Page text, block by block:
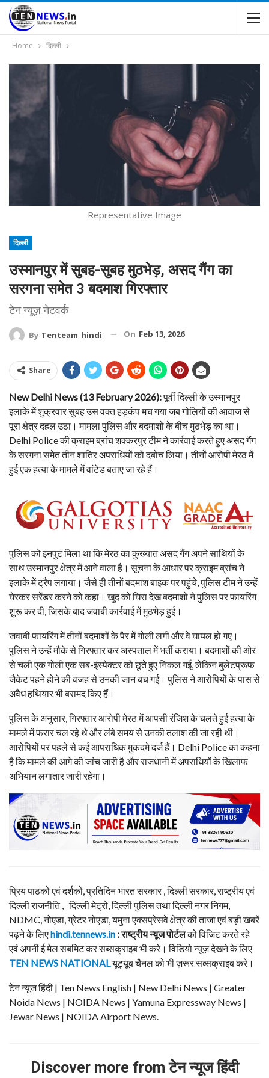
Home दिल्ली
Representative Image
दिल्ली
उस्मानपुर में सुबह-सुबह मुठभेड़, असद गैंग का
सरगना समेत 3 बदमाश गिरफ्तार
टेन न्यूज़ नेटवर्क
By Tenteam_hindi On Feb 13, 2026
Share
New Delhi News (13 February 2026):पूर्वी दिल्ली के उस्मानपुर
इलाके में शुक्रवार सुबह उस वक्त हड़कंप मच गया जब गोलियों की आवाज से
पूरा क्षेत्र दहल उठा। मामला पुलिस और बदमाशों के बीच मुठभेड़ का था।
Delhi Police की क्राइम ब्रांच शक्करपुर टीम ने कार्रवाई करते हुए असद गैंग
के सरगना समेत तीन शातिर अपराधियों को दबोच लिया। तीनों आरोपी मेरठ में
हुई एक हत्या के मामले में वांटेड बताए जा रहे हैं।
पुलिस को इनपुट मिला था कि मेरठ का कुख्यात असद गैंग अपने साथियों के
साथ उस्मानपुर क्षेत्र में आने वाला है। सूचना के आधार पर क्राइम ब्रांच ने
इलाके में ट्रैप लगाया। जैसे ही तीनों बदमाश बाइक पर पहुंचे, पुलिस टीम ने उन्हें
घेरकर सरेंडर करने को कहा। खुद को घिरा देख बदमाशों ने पुलिस पर फायरिंग
शुरू कर दी, जिसके बाद जवाबी कार्रवाई में मुठभेड़ हुई।
जवाबी फायरिंग में तीनों बदमाशों के पैर में गोली लगी और वे घायल हो गए।
पुलिस ने उन्हें मौके से गिरफ्तार कर अस्पताल में भर्ती कराया। बदमाशों की ओर
से चली एक गोली एक सब-इंस्पेक्टर को छूते हुए निकल गई, लेकिन बुलेटप्रूफ
जैकेट पहने होने की वजह से उनकी जान बच गई। पुलिस ने आरोपियों के पास से
अवैध हथियार भी बरामद किए हैं।
पुलिस के अनुसार, गिरफ्तार आरोपी मेरठ में आपसी रंजिश के चलते हुई हत्या के
मामले में फरार चल रहे थे और लंबे समय से उनकी तलाश की जा रही थी।
आरोपियों पर पहले से कई आपराधिक मुकदमे दर्ज हैं। Delhi Police का कहना
है कि मामले की आगे की जांच जारी है और राजधानी में अपराधियों के खिलाफ
अभियान लगातार जारी रहेगा।
प्रिय पाठकों एवं दर्शकों, प्रतिदिन भारत सरकार , दिल्ली सरकार, राष्ट्रीय एवं
दिल्ली राजनीति , दिल्ली मेट्रो, दिल्ली पुलिस तथा दिल्ली नगर निगम,
NDMC, नोएडा, ग्रेटर नोएडा, यमुना एक्सप्रेसवे क्षेत्र की ताजा एवं बड़ी खबरें
पढ़ने के लिएhindi.tennews.in : राष्ट्रीय न्यूज पोर्टलको विजिट करते रहे
एवं अपनी ई मेल सबमिट कर सब्सक्राइब भी करे। विडियो न्यूज़ देखने के लिए
TEN NEWS NATIONAL यूट्यूब चैनल को भी ज़रूर सब्सक्राइब करे।
टेन न्यूज हिंदी | Ten News English | New Delhi News | Greater
Noida News | NOIDA News | Yamuna Expressway News |
Jewar News | NOIDA Airport News.
Discover more from टेन न्यूज हिंदी